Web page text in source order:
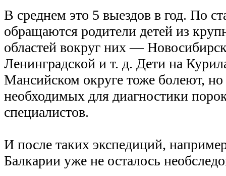
В среднем это 5 выездов в год. По
обращаются родители детей из
областей вокруг них —
Ленинградской и т. д. Дети на
Мансийском округе тоже болеют, но
необходимых для диагностики
специалистов.
И после таких экспедиций,
Балкарии уже не осталось